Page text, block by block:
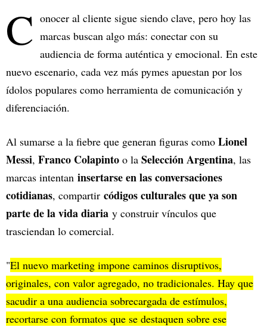
C onocer al cliente sigue siendo clave, pero hoy las
marcas buscan algo más: conectar con su
audiencia de forma auténtica y emocional. En este
nuevo escenario, cada vez más pymes apuestan por los
ídolos populares como herramienta de comunicación y
diferenciación.
Al sumarse a la fiebre que generan figuras como Lionel
Messi, Franco Colapinto o la Selección Argentina, las
marcas intentan insertarse en las conversaciones
cotidianas, compartir códigos culturales que ya son
parte de la vida diaria y construir vínculos que
trasciendan lo comercial.
"El nuevo marketing impone caminos disruptivos,
originales, con valor agregado, no tradicionales. Hay que
sacudir a una audiencia sobrecargada de estímulos,
recortarse con formatos que se destaquen sobre ese